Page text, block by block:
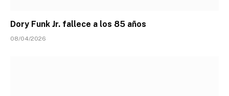
Dory Funk Jr. fallece a los 85 años
08/04/2026